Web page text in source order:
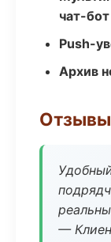
чат-бот
Push-
Архив
Отзывы
—